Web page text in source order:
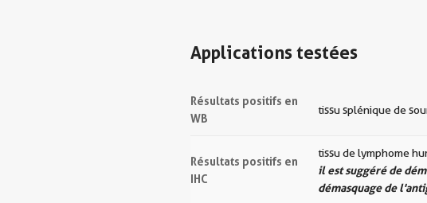
Applications testées
Résultats positifs en
WB
tissu splénique de
Résultats positifs en
IHC
tissu de lymphome
il est suggéré de
démasquage de